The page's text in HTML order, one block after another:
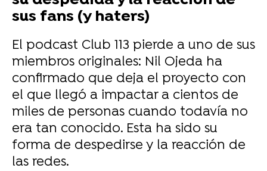
sus fans (y haters)
El podcast Club 113 pierde a uno de sus
miembros originales: Nil Ojeda ha
confirmado que deja el proyecto con
el que llegó a impactar a cientos de
miles de personas cuando todavía no
era tan conocido. Esta ha sido su
forma de despedirse y la reacción de
las redes.